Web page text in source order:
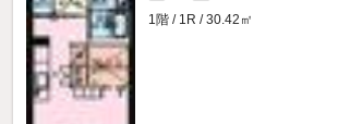
1階 / 1R / 30.42㎡